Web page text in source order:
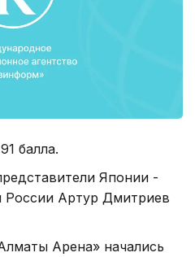
балла.
Японии -
России Артур Дмитриев
Арена» начались